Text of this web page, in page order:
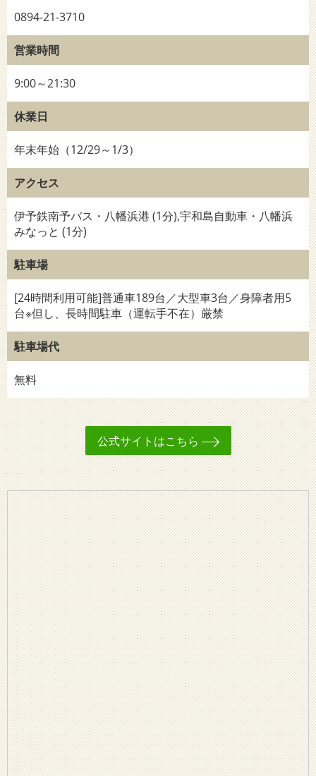
0894-21-3710
営業時間
9:00～21:30
休業日
年末年始（12/29～1/3）
アクセス
伊予鉄南予バス・八幡浜港 (1分),宇和島自動車・八幡浜
みなっと (1分)
駐車場
[24時間利用可能]普通車189台／大型車3台／身障者用5
台※但し、長時間駐車（運転手不在）厳禁
駐車場代
無料
公式サイトはこちら